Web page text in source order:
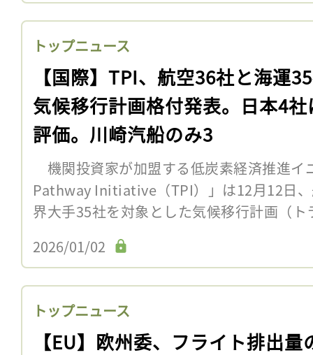
トップニュース
【国際】TPI、航空36社と海運
気候移行計画格付発表。日本4社
評価。川崎汽船のみ3
機関投資家が加盟する低炭素経済推進
Pathway Initiative（TPI）」は12月12日
界大手35社を対象とした気候移行計画（
2026/01/02
トップニュース
【EU】欧州委、フライト排出量